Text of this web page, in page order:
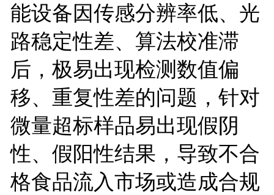
能设备因传感分辨率低、光
路稳定性差、算法校准滞
后，极易出现检测数值偏
移、重复性差的问题，针对
微量超标样品易出现假阴
性、假阳性结果，导致不合
格食品流入市场或造成合规